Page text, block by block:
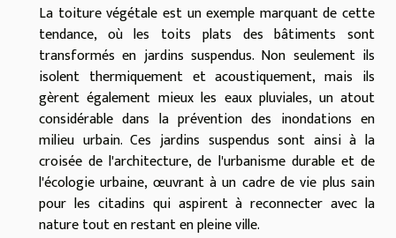
La toiture végétale est un exemple marquant de cette
tendance, où les toits plats des bâtiments sont
transformés en jardins suspendus. Non seulement ils
isolent thermiquement et acoustiquement, mais ils
gèrent également mieux les eaux pluviales, un atout
considérable dans la prévention des inondations en
milieu urbain. Ces jardins suspendus sont ainsi à la
croisée de l'architecture, de l'urbanisme durable et de
l'écologie urbaine, œuvrant à un cadre de vie plus sain
pour les citadins qui aspirent à reconnecter avec la
nature tout en restant en pleine ville.